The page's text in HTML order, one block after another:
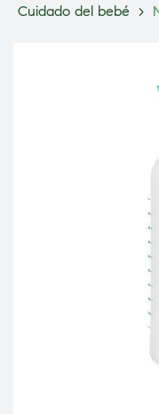
Cuidado del bebé >